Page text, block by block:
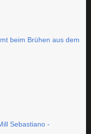
beim Brühen aus dem
Sebastiano -